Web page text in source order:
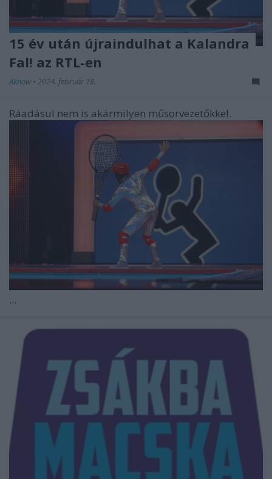
15 év után újraindulhat a Kalandra
Fal! az RTL-en
Aknow • 2024. február 18.
Ráadásul nem is akármilyen műsorvezetőkkel.
...